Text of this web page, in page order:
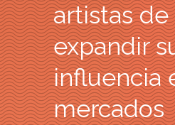
artistas de
expandir
influencia
mercados